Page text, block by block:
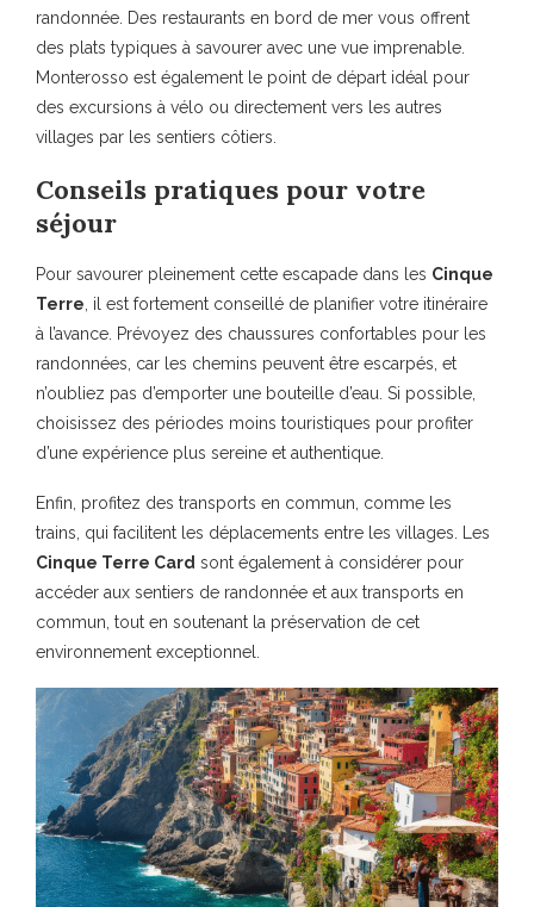
randonnée. Des restaurants en bord de mer vous offrent
des plats typiques à savourer avec une vue imprenable.
Monterosso est également le point de départ idéal pour
des excursions à vélo ou directement vers les autres
villages par les sentiers côtiers.
Conseils pratiques pour votre
séjour
Pour savourer pleinement cette escapade dans les Cinque
Terre, il est fortement conseillé de planifier votre itinéraire
à l’avance. Prévoyez des chaussures confortables pour les
randonnées, car les chemins peuvent être escarpés, et
n’oubliez pas d’emporter une bouteille d’eau. Si possible,
choisissez des périodes moins touristiques pour profiter
d’une expérience plus sereine et authentique.
Enfin, profitez des transports en commun, comme les
trains, qui facilitent les déplacements entre les villages. Les
Cinque Terre Card sont également à considérer pour
accéder aux sentiers de randonnée et aux transports en
commun, tout en soutenant la préservation de cet
environnement exceptionnel.